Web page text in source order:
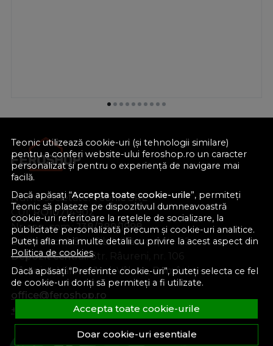
Teonic utilizează cookie-uri (și tehnologii similare)
pentru a conferi website-ului feroshop.ro un caracter
personalizat și pentru o experiență de navigare mai
facilă.
Dacă apăsați “Accepta toate cookie-urile”, permiteți
Teonic să plaseze pe dispozitivul dumneavoastră
cookie-uri referitoare la rețelele de socializare, la
publicitate personalizată precum și cookie-uri analitice.
Puteți afla mai multe detalii cu privire la acest aspect din
Politica de cookies.
Dacă apăsați “Preferinte cookie-uri”, puteți selecta ce fel
de cookie-uri doriți să permiteți a fi utilizate.
Accepta toate cookie-urile
Doar cookie-uri esentiale
Nume societate:Teonic SRL
CUI:RO10714902
Nr. reg. com.:J38/289/1998
Sediu social:Str. Gib Mihăescu, Nr. 22
Depozit central:Str. Râureni, nr. 106
Râmnicu Vâlcea, Jud. Vâlcea, România
office@feroshop.ro
+40 311 100 277